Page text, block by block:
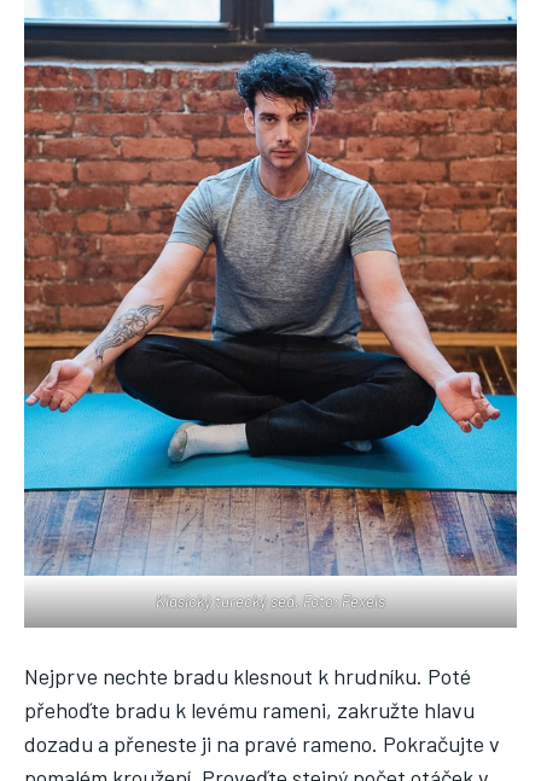
Klasický turecký sed. Foto: Pexels
Nejprve nechte bradu klesnout k hrudníku. Poté
přehoďte bradu k levému rameni, zakružte hlavu
dozadu a přeneste ji na pravé rameno. Pokračujte v